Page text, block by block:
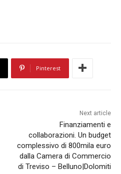
Pinterest
Next article
Finanziamenti e
collaborazioni. Un budget
complessivo di 800mila euro
dalla Camera di Commercio
di Treviso – Belluno|Dolomiti